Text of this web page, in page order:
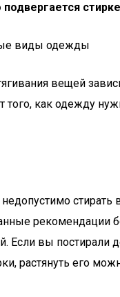
подвергается
виды одежды
вещей
того, как одежду
рекомендации
Если вы постирали
растянуть его